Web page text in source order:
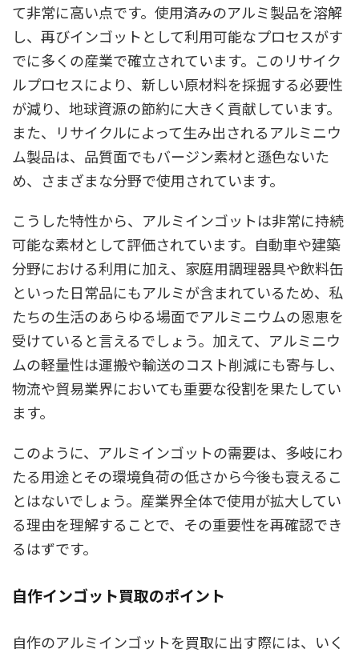
て非常に高い点です。使用済みのアルミ製品を溶解
し、再びインゴットとして利用可能なプロセスがす
でに多くの産業で確立されています。このリサイク
ルプロセスにより、新しい原材料を採掘する必要性
が減り、地球資源の節約に大きく貢献しています。
また、リサイクルによって生み出されるアルミニウ
ム製品は、品質面でもバージン素材と遜色ないた
め、さまざまな分野で使用されています。
こうした特性から、アルミインゴットは非常に持続
可能な素材として評価されています。自動車や建築
分野における利用に加え、家庭用調理器具や飲料缶
といった日常品にもアルミが含まれているため、私
たちの生活のあらゆる場面でアルミニウムの恩恵を
受けていると言えるでしょう。加えて、アルミニウ
ムの軽量性は運搬や輸送のコスト削減にも寄与し、
物流や貿易業界においても重要な役割を果たしてい
ます。
このように、アルミインゴットの需要は、多岐にわ
たる用途とその環境負荷の低さから今後も衰えるこ
とはないでしょう。産業界全体で使用が拡大してい
る理由を理解することで、その重要性を再確認でき
るはずです。
自作インゴット買取のポイント
自作のアルミインゴットを買取に出す際には、いく